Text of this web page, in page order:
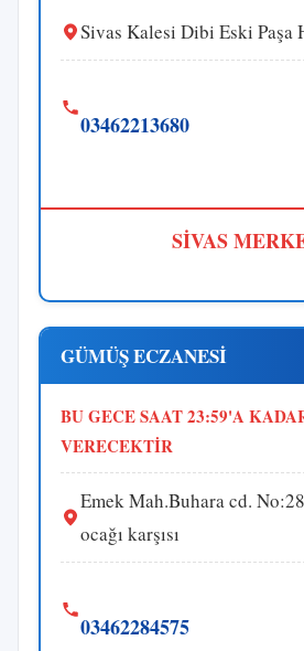
Sivas Kalesi Dibi Eski Paşa
03462213680
SİVAS
GÜMÜŞ ECZANESİ
BU GECE SAAT 23:59'A
VERECEKTİR
Emek Mah.Buhara cd.
ocağı karşısı
03462284575